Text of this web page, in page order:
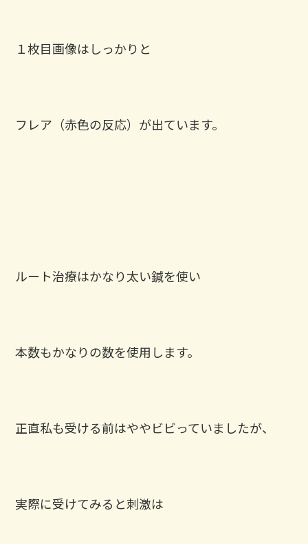
１枚目画像はしっかりと
フレア（赤色の反応）が出ています。
ルート治療はかなり太い鍼を使い
本数もかなりの数を使用します。
正直私も受ける前はややビビっていましたが、
実際に受けてみると刺激は